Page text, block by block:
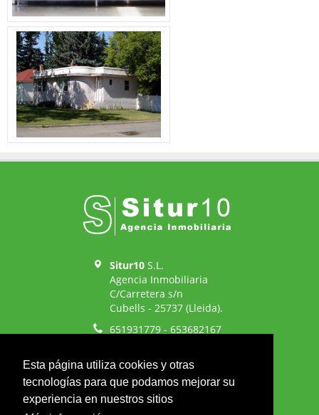
Esta página utiliza cookies y otras
tecnologías para que podamos mejorar su
experiencia en nuestros sitios
Situr10S.L.
Agencia Inmobiliaria
C/Carretera s/n
Cubells - 25737 (Lleida).
651931779 - 653682167
situr10@situr10.com
Ir